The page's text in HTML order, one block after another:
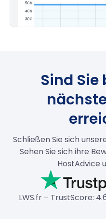
Sind Sie
Schließen Sie sich
Sehen Sie sich ihre
HostAdvice
LWS.fr – TrustScore: